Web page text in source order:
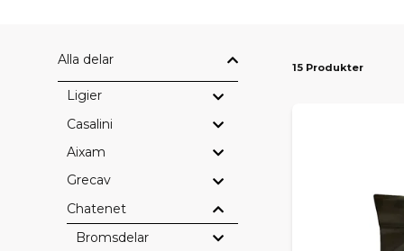
Alla delar
Ligier
Casalini
Aixam
Grecav
Chatenet
Bromsdelar
15 Produkter